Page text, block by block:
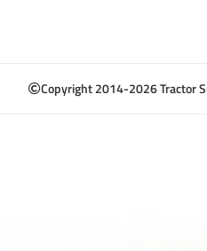
Copyright 2014-2026 Tractor